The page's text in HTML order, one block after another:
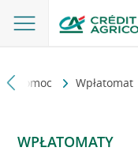
i pomoc Wpłatomat
WPŁATOMATY